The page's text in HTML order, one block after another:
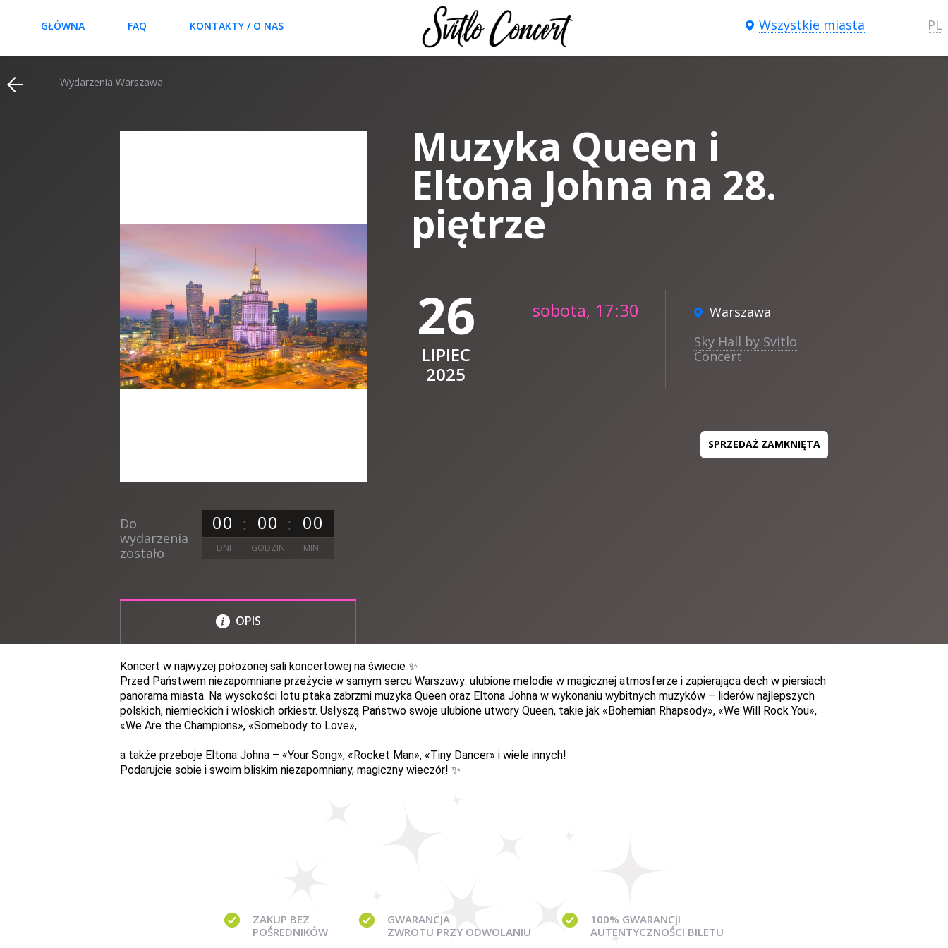
GŁÓWNA FAQ KONTAKTY / O NAS Wszystkie miasta PL
Wydarzenia Warszawa
Do
wydarzenia
zostało
00 00 00
DNI GODZIN MIN.
Muzyka Queen i
Eltona Johna na 28.
piętrze
Warszawa
Sky Hall by Svitlo
Concert
26
LIPIEC
2025
sobota, 17:30
SPRZEDAŻ ZAMKNIĘTA
OPIS
Koncert w najwyżej położonej sali koncertowej na świecie ✨
Przed Państwem niezapomniane przeżycie w samym sercu Warszawy: ulubione melodie w magicznej atmosferze i zapierająca dech w piersiach
panorama miasta. Na wysokości lotu ptaka zabrzmi muzyka Queen oraz Eltona Johna w wykonaniu wybitnych muzyków – liderów najlepszych
polskich, niemieckich i włoskich orkiestr. Usłyszą Państwo swoje ulubione utwory Queen, takie jak «Bohemian Rhapsody», «We Will Rock You»,
«We Are the Champions», «Somebody to Love»,
a także przeboje Eltona Johna – «Your Song», «Rocket Man», «Tiny Dancer» i wiele innych!
Podarujcie sobie i swoim bliskim niezapomniany, magiczny wieczór! ✨
ZAKUP BEZ
POŚREDNIKÓW
GWARANCJA
ZWROTU PRZY ODWOLANIU
100% GWARANCJI
AUTENTYCZNOŚCI BILETU